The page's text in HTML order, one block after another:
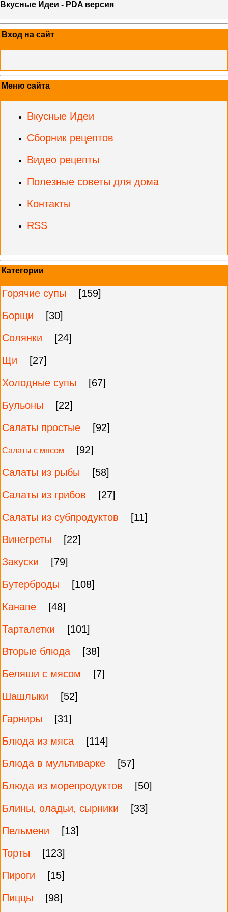
Вкусные Идеи - PDA версия
Вход на сайт
Меню сайта
Вкусные Идеи
Сборник рецептов
Видео рецепты
Полезные советы для дома
Контакты
RSS
Категории
Горячие супы
[159]
Борщи
[30]
Солянки
[24]
Щи
[27]
Холодные супы
[67]
Бульоны
[22]
Салаты простые
[92]
Салаты с мясом
[92]
Салаты из рыбы
[58]
Салаты из грибов
[27]
Салаты из субпродуктов
[11]
Винегреты
[22]
Закуски
[79]
Бутерброды
[108]
Канапе
[48]
Тарталетки
[101]
Вторые блюда
[38]
Беляши с мясом
[7]
Шашлыки
[52]
Гарниры
[31]
Блюда из мяса
[114]
Блюда в мультиварке
[57]
Блюда из морепродуктов
[50]
Блины, оладьи, сырники
[33]
Пельмени
[13]
Торты
[123]
Пироги
[15]
Пиццы
[98]